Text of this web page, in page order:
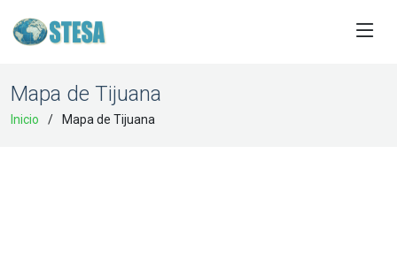
Mapa de Tijuana
Inicio Mapa de Tijuana